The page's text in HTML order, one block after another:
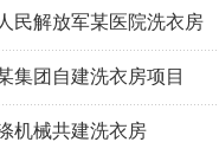
民解放军某医院洗衣房
集团自建洗衣房项目
机械共建洗衣房